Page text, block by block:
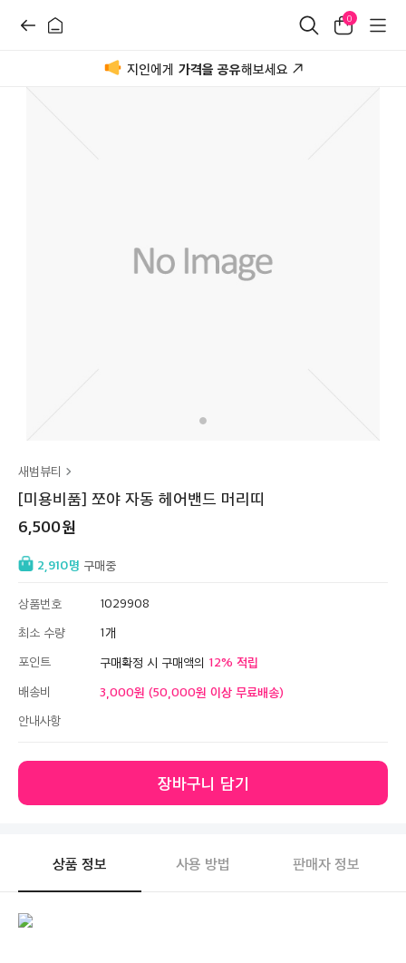
0
지인에게 가격을 공유해보세요
새범뷰티
[미용비품] 쪼야 자동 헤어밴드 머리띠
6,500
2,910 구매중
상품번호
1029908
최소 수량
1
포인트
구매확정 시 구매액의 12
배송비 3,000원 (50,000원 이상 무료배송)
안내사항
장바구니 담기
상품 정보 사용 방법 판매자 정보